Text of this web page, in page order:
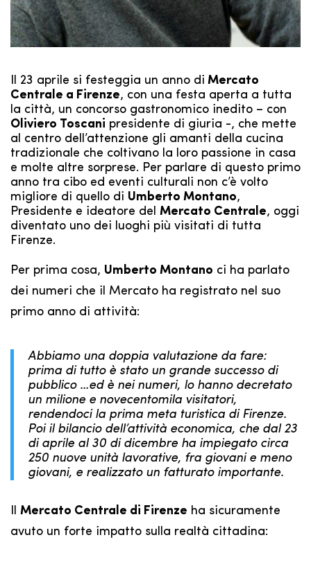
Il 23 aprile si festeggia un anno di Mercato
Centrale a Firenze, con una festa aperta a tutta
la città, un concorso gastronomico inedito – con
Oliviero Toscani presidente di giuria -, che mette
al centro dell’attenzione gli amanti della cucina
tradizionale che coltivano la loro passione in casa
e molte altre sorprese. Per parlare di questo primo
anno tra cibo ed eventi culturali non c’è volto
migliore di quello di Umberto Montano,
Presidente e ideatore del Mercato Centrale, oggi
diventato uno dei luoghi più visitati di tutta
Firenze.
Per prima cosa, Umberto Montano ci ha parlato
dei numeri che il Mercato ha registrato nel suo
primo anno di attività:
Abbiamo una doppia valutazione da fare:
prima di tutto è stato un grande successo di
pubblico …ed è nei numeri, lo hanno decretato
un milione e novecentomila visitatori,
rendendoci la prima meta turistica di Firenze.
Poi il bilancio dell’attività economica, che dal 23
di aprile al 30 di dicembre ha impiegato circa
250 nuove unità lavorative, fra giovani e meno
giovani, e realizzato un fatturato importante.
Il Mercato Centrale di Firenze ha sicuramente
avuto un forte impatto sulla realtà cittadina: